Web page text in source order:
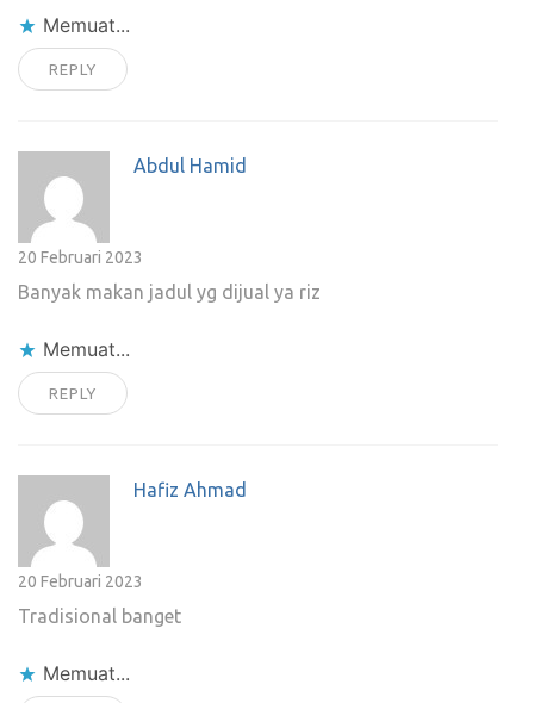
Memuat...
REPLY
Abdul Hamid
20 Februari 2023
Banyak makan jadul yg dijual ya riz
Memuat...
REPLY
Hafiz Ahmad
20 Februari 2023
Tradisional banget
Memuat...